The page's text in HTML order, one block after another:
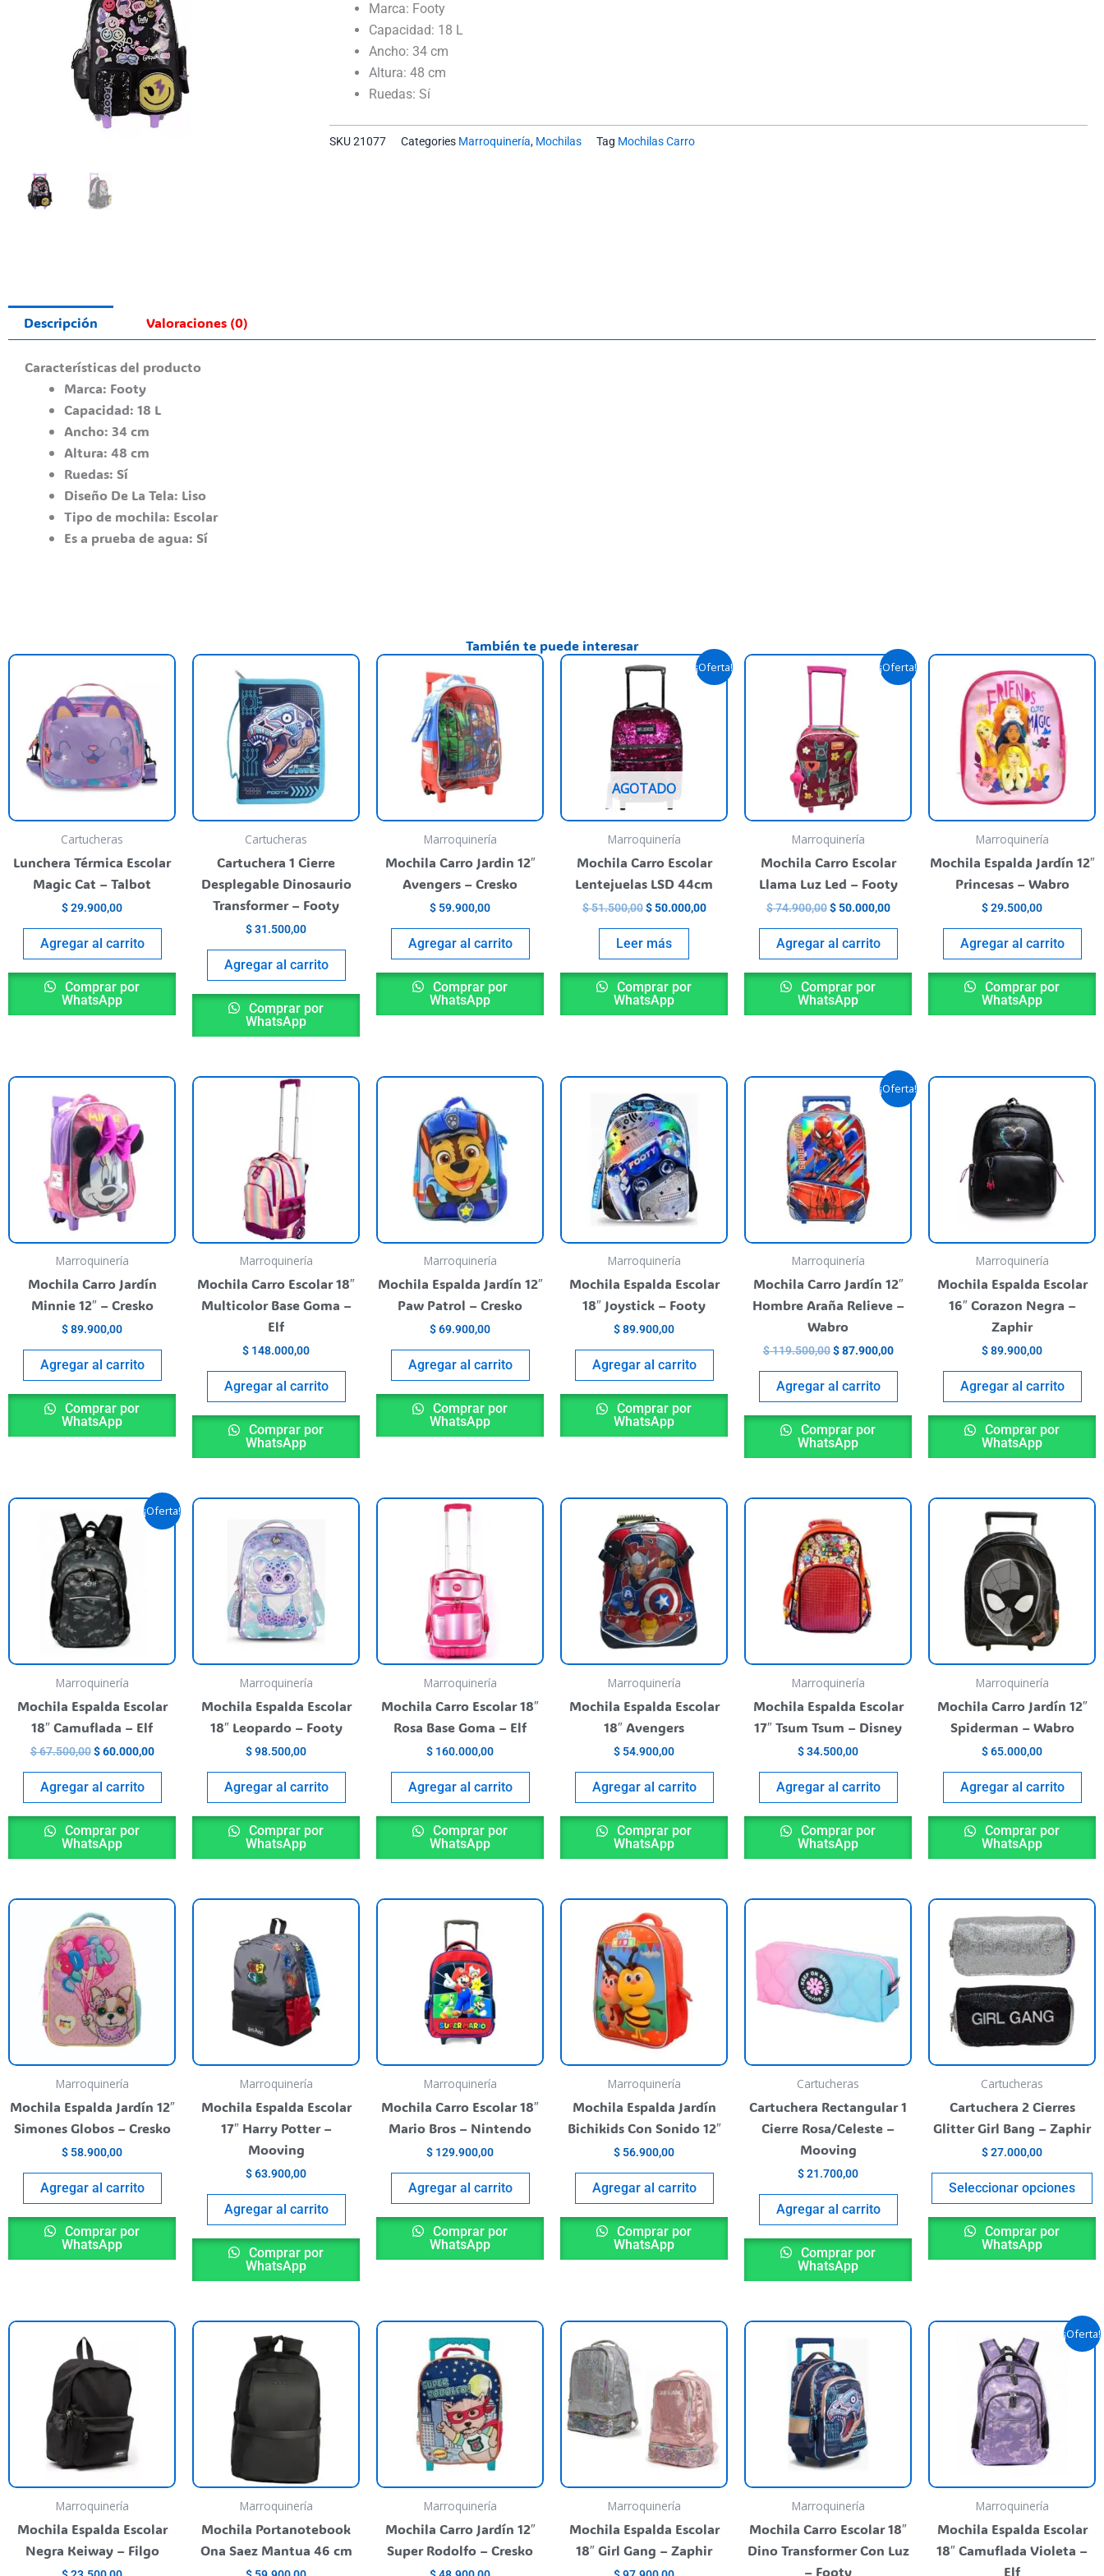
Marca: Footy
Capacidad: 18 L
Ancho: 34 cm
Altura: 48 cm
Ruedas: Sí
SKU21077 Categories Marroquinería, Mochilas Tag Mochilas Carro
Descripción Valoraciones (0)
Características del producto
Marca: Footy
Capacidad: 18 L
Ancho: 34 cm
Altura: 48 cm
Ruedas: Sí
Diseño De La Tela: Liso
Tipo de mochila: Escolar
Es a prueba de agua: Sí
También te puede interesar
Cartucheras
Lunchera Térmica Escolar
Magic Cat – Talbot
$29.900,00
Agregar al carrito
Comprar por
WhatsApp
Cartucheras
Cartuchera 1 Cierre
Desplegable Dinosaurio
Transformer – Footy
$31.500,00
Agregar al carrito
Comprar por
WhatsApp
Marroquinería
Mochila Carro Jardin 12″
Avengers – Cresko
$ 59.900,00
Agregar al carrito
Comprar por
WhatsApp
¡Oferta!
AGOTADO
Marroquinería
Mochila Carro Escolar
Lentejuelas LSD 44cm
$51.500,00
Original
price
$ 51.500,00.
$50.000,00
Current
price
is:
Leer más
Comprar por
WhatsApp
¡Oferta!
Marroquinería
Mochila Carro Escolar
Llama Luz Led – Footy
$74.900,00
Original
price
was:
$ 74.900,00.
$50.000,00
Current
price
is:
Agregar al carrito
Comprar por
WhatsApp
Marroquinería
Mochila Espalda Jardín 12″
Princesas – Wabro
$29.500,00
Agregar al carrito
Comprar por
WhatsApp
Marroquinería
Mochila Carro Jardín
Minnie 12″ – Cresko
$89.900,00
Agregar al carrito
Comprar por
WhatsApp
Marroquinería
Mochila Carro Escolar 18″
Multicolor Base Goma –
Elf
$ 148.000,00
Agregar al carrito
Comprar por
WhatsApp
Marroquinería
Mochila Espalda Jardín 12″
Paw Patrol – Cresko
$69.900,00
Agregar al carrito
Comprar por
WhatsApp
Marroquinería
Mochila Espalda Escolar
18″ Joystick – Footy
$89.900,00
Agregar al carrito
Comprar por
WhatsApp
¡Oferta!
Marroquinería
Mochila Carro Jardín 12″
Hombre Araña Relieve –
Wabro
$119.500,00
Original
price
was:
$ 119.500,00.
$87.900,00
Current
price
is:
Agregar al carrito
Comprar por
WhatsApp
Marroquinería
Mochila Espalda Escolar
16″ Corazon Negra –
Zaphir
$89.900,00
Agregar al carrito
Comprar por
WhatsApp
¡Oferta!
Marroquinería
Mochila Espalda Escolar
18″ Camuflada – Elf
$67.500,00
price
was:
$ 67.500,00.
$60.000,00
Current
price
is:
Agregar al carrito
Comprar por
WhatsApp
Marroquinería
Mochila Espalda Escolar
18″ Leopardo – Footy
$98.500,00
Agregar al carrito
Comprar por
WhatsApp
Marroquinería
Mochila Carro Escolar 18″
Rosa Base Goma – Elf
$ 160.000,00
Agregar al carrito
Comprar por
WhatsApp
Marroquinería
Mochila Espalda Escolar
18″ Avengers
$ 54.900,00
Agregar al carrito
Comprar por
WhatsApp
Marroquinería
Mochila Espalda Escolar
17″ Tsum Tsum – Disney
$34.500,00
Agregar al carrito
Comprar por
WhatsApp
Marroquinería
Mochila Carro Jardín 12″
Spiderman – Wabro
$65.000,00
Agregar al carrito
Comprar por
WhatsApp
Marroquinería
Mochila Espalda Jardín 12″
Simones Globos – Cresko
$ 58.900,00
Agregar al carrito
Comprar por
WhatsApp
Marroquinería
Mochila Espalda Escolar
17″ Harry Potter –
Mooving
$63.900,00
Agregar al carrito
Comprar por
WhatsApp
Marroquinería
Mochila Carro Escolar 18″
Mario Bros – Nintendo
$ 129.900,00
Agregar al carrito
Comprar por
WhatsApp
Marroquinería
Mochila Espalda Jardín
Bichikids Con Sonido 12″
$ 56.900,00
Agregar al carrito
Comprar por
WhatsApp
Cartucheras
Cartuchera Rectangular 1
Cierre Rosa/Celeste –
Mooving
$21.700,00
Agregar al carrito
Comprar por
WhatsApp
Cartucheras
Cartuchera 2 Cierres
Glitter Girl Bang – Zaphir
$27.000,00
Seleccionar opciones
Comprar por
WhatsApp
Marroquinería
Mochila Espalda Escolar
Negra Keiway – Filgo
Marroquinería
Mochila Portanotebook
Ona Saez Mantua 46 cm
Marroquinería
Mochila Carro Jardín 12″
Super Rodolfo – Cresko
Marroquinería
Mochila Espalda Escolar
18″ Girl Gang – Zaphir
This
may
chosen
Marroquinería
Mochila Carro Escolar 18″
Dino Transformer Con Luz
– Footy
¡Oferta!
Marroquinería
Mochila Espalda Escolar
18″ Camuflada Violeta –
Elf
Original
price
was:
$ 75.900,00.
price
is: